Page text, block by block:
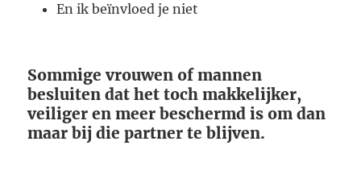
En ik beïnvloed je niet
Sommige vrouwen of mannen
besluiten dat het toch makkelijker,
veiliger en meer beschermd is om dan
maar bij die partner te blijven.